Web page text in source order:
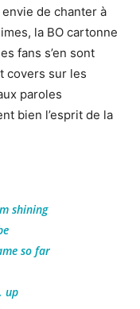
de chanter à
la BO cartonne
fans s’en sont
covers sur les
paroles
bien l’esprit de la
shining
so far
up